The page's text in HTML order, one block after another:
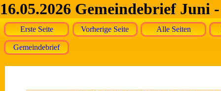
16.05.2026 Gemeindebrief Juni
Erste Seite Vorherige Seite Alle Seiten
Gemeindebrief